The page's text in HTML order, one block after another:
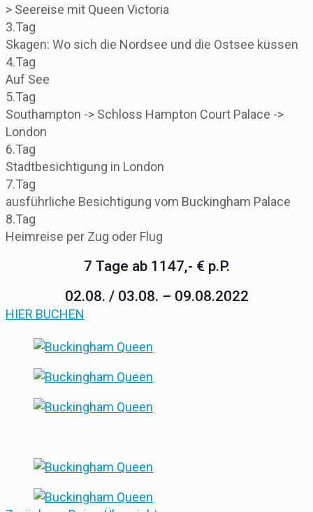
> Seereise mit Queen Victoria
3.Tag
Skagen: Wo sich die Nordsee und die Ostsee küssen
4.Tag
Auf See
5.Tag
Southampton -> Schloss Hampton Court Palace ->
London
6.Tag
Stadtbesichtigung in London
7.Tag
ausführliche Besichtigung vom Buckingham Palace
8.Tag
Heimreise per Zug oder Flug
7 Tage ab 1147,- € p.P.
02.08. / 03.08. – 09.08.2022
HIER BUCHEN